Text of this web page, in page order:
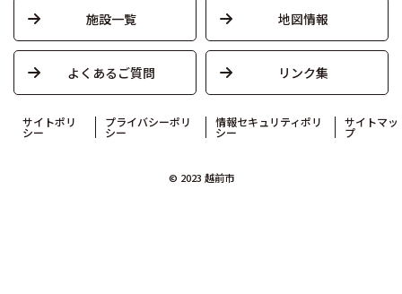
施設一覧 地図情報
よくあるご質問 リンク集
サイトポリ
シー
プライバシーポリ
シー
情報セキュリティポリ
シー
サイトマッ
プ
© 2023 越前市